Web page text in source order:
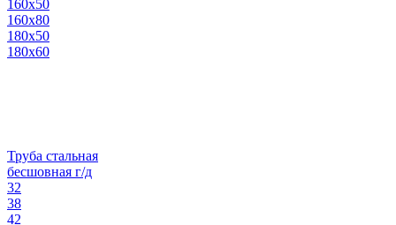
160х50
160х80
180х50
180х60
Труба стальная
бесшовная г/д
32
38
42